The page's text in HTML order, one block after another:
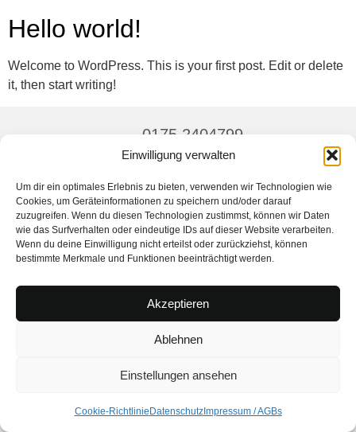
Einwilligung verwalten
Um dir ein optimales Erlebnis zu bieten, verwenden wir Technologien wie
Cookies, um Geräteinformationen zu speichern und/oder darauf
zuzugreifen. Wenn du diesen Technologien zustimmst, können wir Daten
wie das Surfverhalten oder eindeutige IDs auf dieser Website verarbeiten.
Wenn du deine Einwilligung nicht erteilst oder zurückziehst, können
bestimmte Merkmale und Funktionen beeinträchtigt werden.
Akzeptieren
Ablehnen
Einstellungen ansehen
Cookie-Richtlinie DatenschutzImpressum / AGBs
Hello world!
Welcome to WordPress. This is your first post. Edit or delete
it, then start writing!
0175 2404799
Impressum / AGBs
Datenschutzerklärung